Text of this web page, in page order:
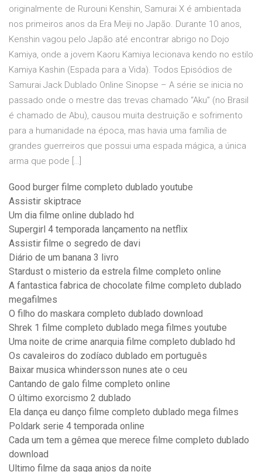
originalmente de Rurouni Kenshin, Samurai X é ambientada
nos primeiros anos da Era Meiji no Japão. Durante 10 anos,
Kenshin vagou pelo Japão até encontrar abrigo no Dojo
Kamiya, onde a jovem Kaoru Kamiya lecionava kendo no estilo
Kamiya Kashin (Espada para a Vida). Todos Episódios de
Samurai Jack Dublado Online Sinopse – A série se inicia no
passado onde o mestre das trevas chamado “Aku” (no Brasil
é chamado de Abu), causou muita destruição e sofrimento
para a humanidade na época, mas havia uma família de
grandes guerreiros que possui uma espada mágica, a única
arma que pode […]
Good burger filme completo dublado youtube
Assistir skiptrace
Um dia filme online dublado hd
Supergirl 4 temporada lançamento na netflix
Assistir filme o segredo de davi
Diário de um banana 3 livro
Stardust o misterio da estrela filme completo online
A fantastica fabrica de chocolate filme completo dublado
megafilmes
O filho do maskara completo dublado download
Shrek 1 filme completo dublado mega filmes youtube
Uma noite de crime anarquia filme completo dublado hd
Os cavaleiros do zodíaco dublado em português
Baixar musica whindersson nunes ate o ceu
Cantando de galo filme completo online
O último exorcismo 2 dublado
Ela dança eu danço filme completo dublado mega filmes
Poldark serie 4 temporada online
Cada um tem a gêmea que merece filme completo dublado
download
Ultimo filme da saga anjos da noite